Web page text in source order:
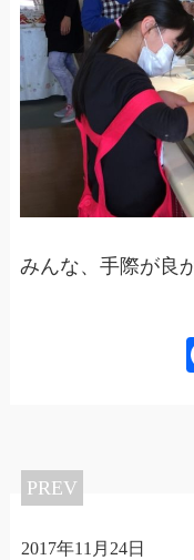
みんな、手際が良
PREV
2017年11月24日